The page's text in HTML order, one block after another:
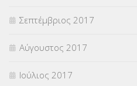
Σεπτέμβριος 2017
Αύγουστος 2017
Ιούλιος 2017